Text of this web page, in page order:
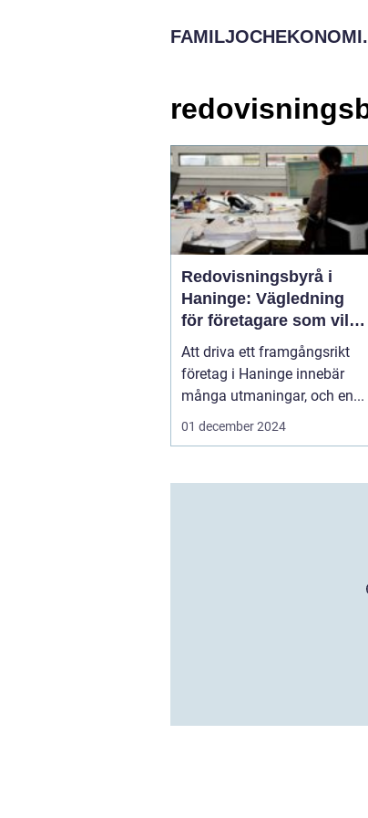
FAMILJOCHEKONOMI.
Redovisningsbyrå i
Haninge: Vägledning
för företagare som vill
fokusera på sin
kärnverksamhet
Att driva ett framgångsrikt
företag i Haninge innebär
många utmaningar, och en...
01 december 2024